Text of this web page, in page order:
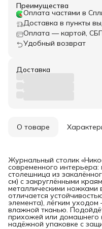
Преимущества
Оплата частями в
Доставка в пункты
Оплата — картой,
Удобный возврат
Доставка
О товаре
Журнальный столик
современного
столешница из
см) с закруглёнными
металлическими
отличается
элемента), лёгким
влажной тканью.
прихожей или домашнего
надёжной упаковке с